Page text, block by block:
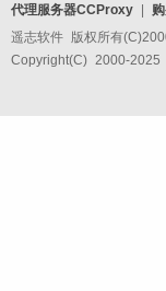
代理服务器CCProxy
遥志软件 版权所有
Copyright(C) 2000-